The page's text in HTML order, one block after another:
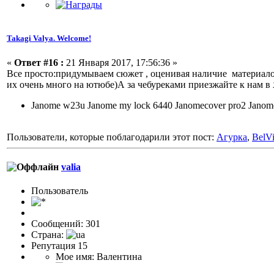
Takagi Valya. Welcome!
« Ответ #16 : 21 Января 2017, 17:56:36 »
Все просто:придумываем сюжет , оценивая наличие
их очень много на ютюбе)А за чебуреками приезжайте к нам
Janome w23u Janome my lock 6440 Janomecover pro2
Пользователи, которые поблагодарили этот пост: Агурка,
valia
Пользовaтeль
Сообщений: 301
Страна:
Репутация 15
Мое имя: Валентина